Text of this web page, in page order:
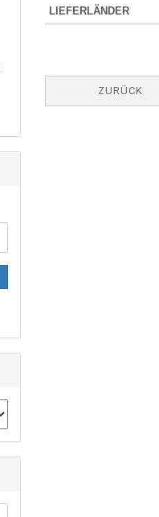
LIEFERLÄNDER
ZURÜCK